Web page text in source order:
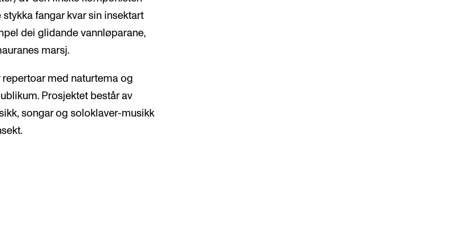
fangar kvar sin insektart
dei glidande vannløparane,
marsj.
med naturtema og
Prosjektet består av
songar og soloklaver-musikk